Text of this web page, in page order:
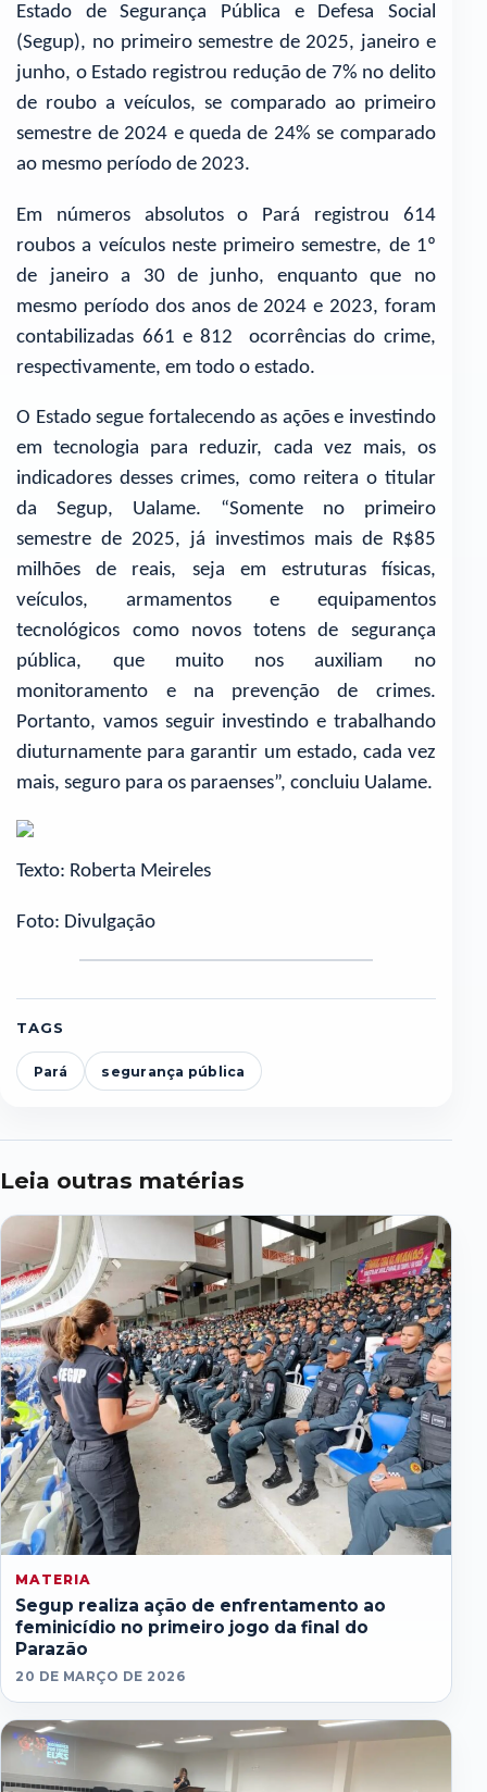
Estado de Segurança Pública e Defesa Social
(Segup), no primeiro semestre de 2025, janeiro e
junho, o Estado registrou redução de 7% no delito
de roubo a veículos, se comparado ao primeiro
semestre de 2024 e queda de 24% se comparado
ao mesmo período de 2023.
Em números absolutos o Pará registrou 614
roubos a veículos neste primeiro semestre, de 1º
de janeiro a 30 de junho, enquanto que no
mesmo período dos anos de 2024 e 2023, foram
contabilizadas 661 e 812 ocorrências do crime,
respectivamente, em todo o estado.
O Estado segue fortalecendo as ações e investindo
em tecnologia para reduzir, cada vez mais, os
indicadores desses crimes, como reitera o titular
da Segup, Ualame. “Somente no primeiro
semestre de 2025, já investimos mais de R$85
milhões de reais, seja em estruturas físicas,
veículos, armamentos e equipamentos
tecnológicos como novos totens de segurança
pública, que muito nos auxiliam no
monitoramento e na prevenção de crimes.
Portanto, vamos seguir investindo e trabalhando
diuturnamente para garantir um estado, cada vez
mais, seguro para os paraenses”, concluiu Ualame.
Texto: Roberta Meireles
Foto: Divulgação
TAGS
Pará segurança pública
Leia outras matérias
MATERIA
Segup realiza ação de enfrentamento ao
feminicídio no primeiro jogo da final do
Parazão
20 DE MARÇO DE 2026